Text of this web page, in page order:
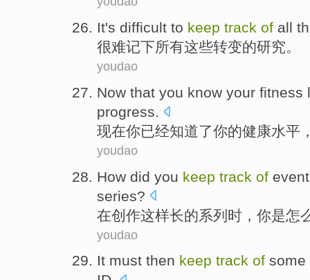
It's difficult to keep track of all
很难记下所有这些转变的研究。
youdao
Now that you know your fitness
progress.
现在你已经知道了你的健康水平
youdao
How did you keep track of
series?
在创作这样长的系列时， 你是怎
youdao
It must then keep track of some